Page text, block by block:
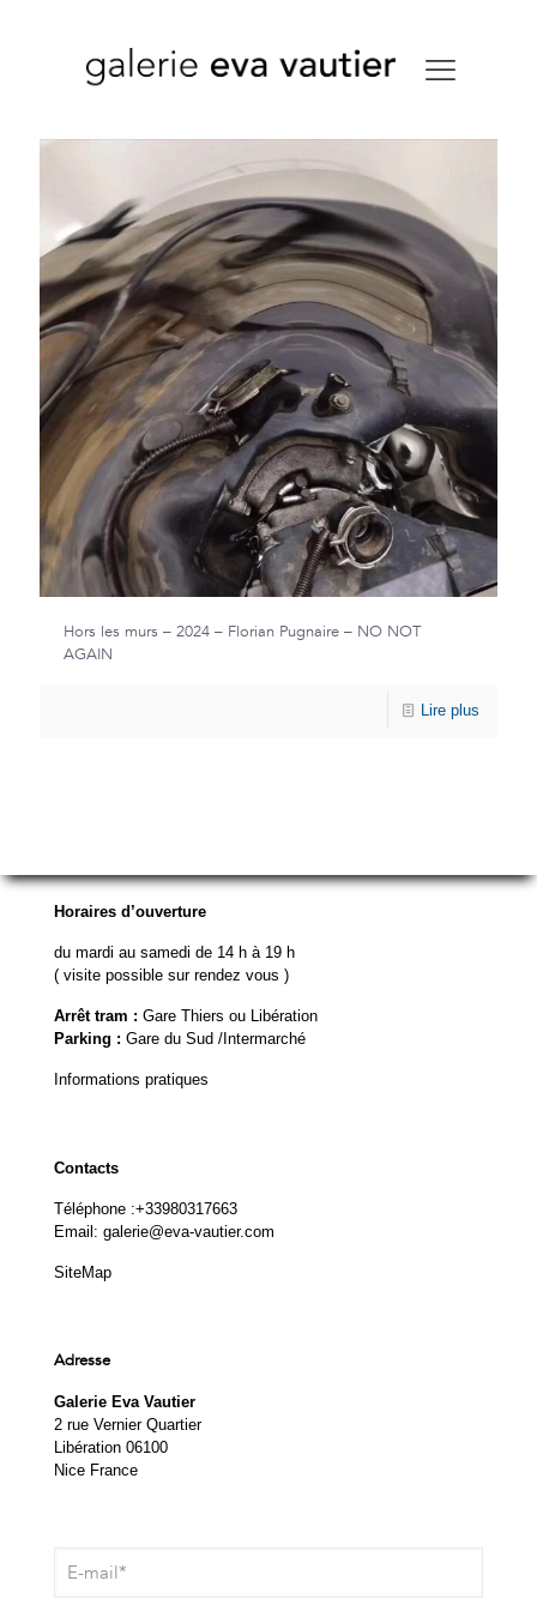
Hors les murs – 2024 – Florian Pugnaire – NO NOT
AGAIN
Lire plus
Horaires d’ouverture
du mardi au samedi de 14 h à 19 h
( visite possible sur rendez vous )
Arrêt tram : Gare Thiers ou Libération
Parking : Gare du Sud /Intermarché
Informations pratiques
Contacts
Téléphone :+33980317663
Email: galerie@eva-vautier.com
SiteMap
Adresse
Galerie Eva Vautier
2 rue Vernier Quartier
Libération 06100
Nice France